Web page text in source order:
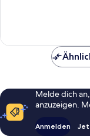
Melde dich
anzuzeigen.
Anmelden